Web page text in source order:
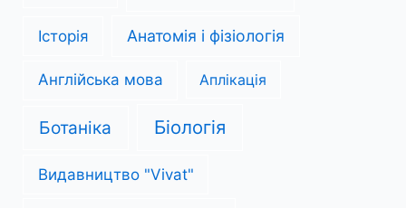
Історія Анатомія і фізіологія
Англійська мова Аплікація
Ботаніка Біологія
Видавництво "Vivat"